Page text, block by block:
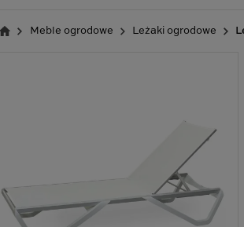
Meble ogrodowe Leżaki ogrodowe